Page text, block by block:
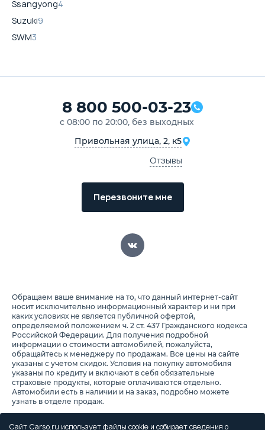
Ssangyong4
Suzuki9
SWM3
8 800 500-03-23
с 08:00 по 20:00, без выходных
Привольная улица, 2, к5
Отзывы
Перезвоните мне
Обращаем ваше внимание на то, что данный интернет-сайт
носит исключительно информационный характер и ни при
каких условиях не является публичной офертой,
определяемой положением ч. 2 ст. 437 Гражданского кодекса
Российской Федерации. Для получения подробной
информации о стоимости автомобилей, пожалуйста,
обращайтесь к менеджеру по продажам. Все цены на сайте
указаны с учетом скидок. Условия на покупку автомобиля
указаны по кредиту и включают в себя обязательные
страховые продукты, которые оплачиваются отдельно.
Автомобили есть в наличии и на заказ, подробно можете
узнать в отделе продаж.
Предоставляя свои персональные данные и используя
настоящий веб-сайт, Вы соглашаетесь с обработкой Ваших
Сайт Carso.ru использует файлы cookie и собирает сведения о